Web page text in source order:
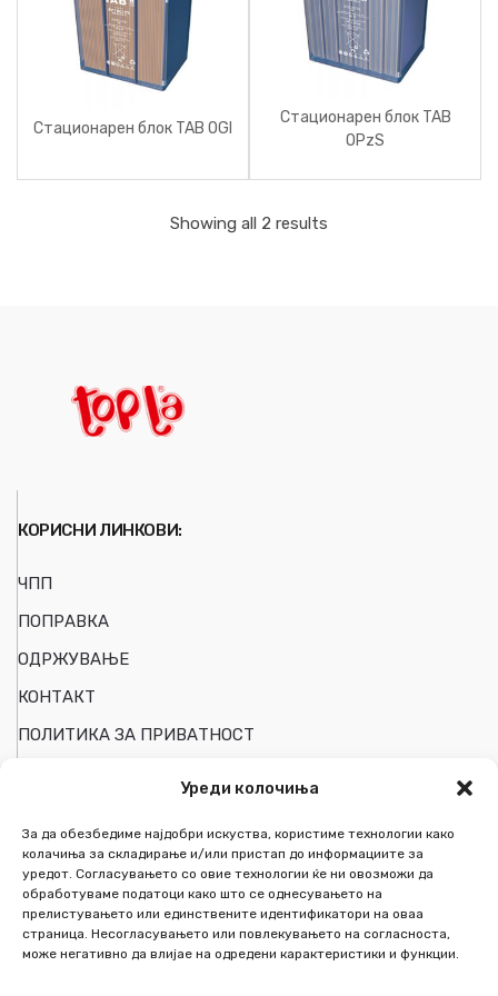
Уреди колочиња
За да обезбедиме најдобри искуства, користиме технологии како
колачиња за складирање и/или пристап до информациите за
уредот. Согласувањето со овие технологии ќе ни овозможи да
обработуваме податоци како што се однесувањето на
прелистувањето или единствените идентификатори на оваа
страница. Несогласувањето или повлекувањето на согласноста,
може негативно да влијае на одредени карактеристики и функции.
Стационарен блок TAB OGI
Стационарен блок TAB
OPzS
Showing all 2 results
КОРИСНИ ЛИНКОВИ:
ЧПП
ПОПРАВКА
ОДРЖУВАЊЕ
КОНТАКТ
ПОЛИТИКА ЗА ПРИВАТНОСТ
ПОДРШКА НА КОРИСНИЦИ
Мојот Профил
Следи ја пратката
Список на желби